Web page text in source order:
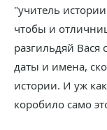
"учитель
чтобы и
разгильдяй Вася
даты и имена,
истории. И уж
коробило само